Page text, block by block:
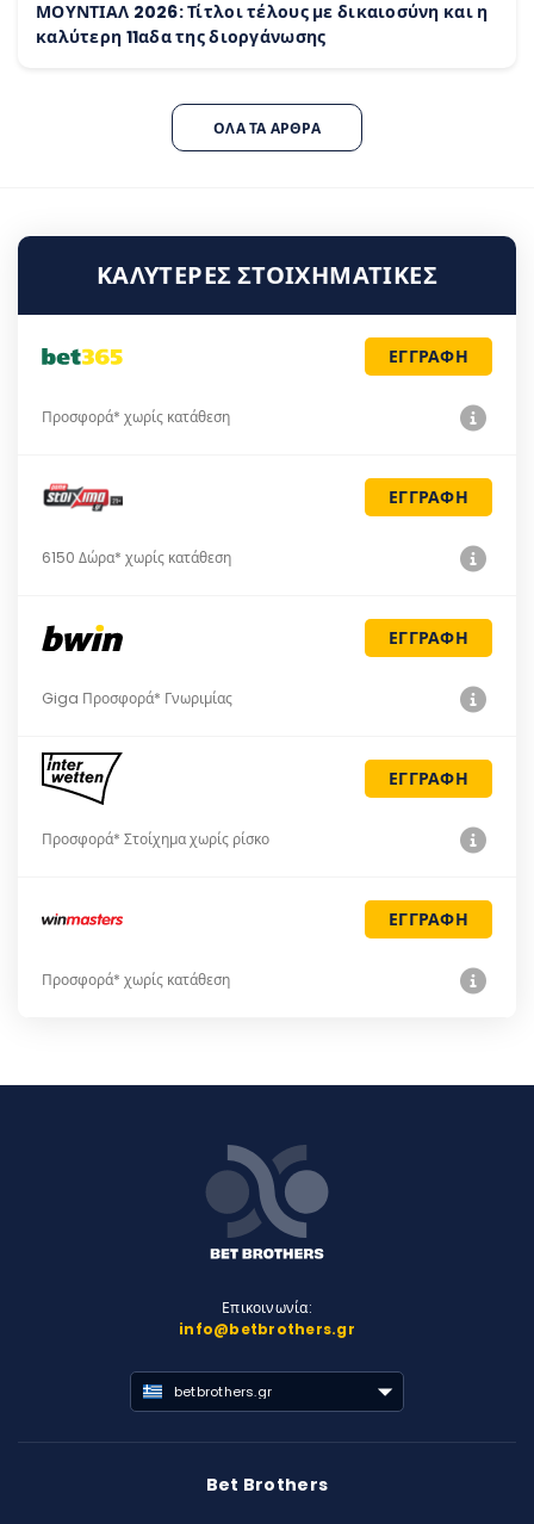
ΜΟΥΝΤΙΑΛ 2026: Τίτλοι τέλους με δικαιοσύνη και η
καλύτερη 11αδα της διοργάνωσης
ΌΛΑ ΤΑ ΆΡΘΡΑ
ΚΑΛΎΤΕΡΕΣ ΣΤΟΙΧΗΜΑΤΙΚΈΣ
ΕΓΓΡΑΦΗ
Προσφορά* χωρίς κατάθεση
ΕΓΓΡΑΦΗ
6150 Δώρα* χωρίς κατάθεση
ΕΓΓΡΑΦΗ
Giga Προσφορά* Γνωριμίας
ΕΓΓΡΑΦΗ
Προσφορά* Στοίχημα χωρίς ρίσκο
ΕΓΓΡΑΦΗ
Προσφορά* χωρίς κατάθεση
Επικοινωνία:
info@betbrothers.gr
betbrothers.gr
Bet Brothers